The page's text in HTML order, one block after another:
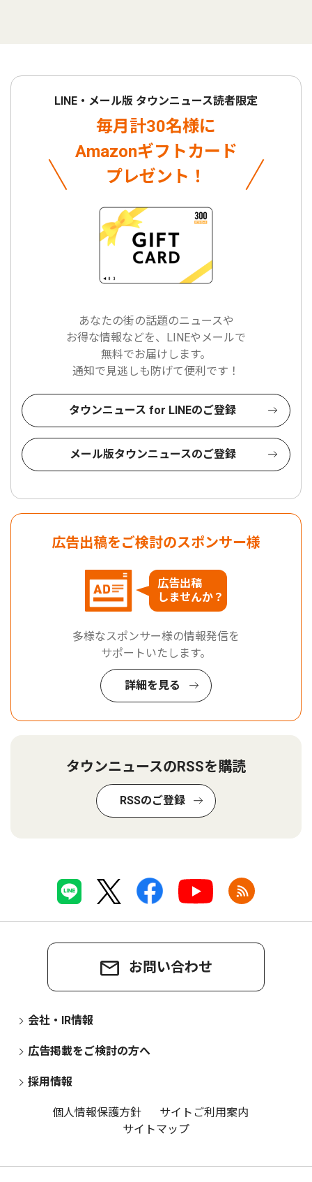
LINE・メール版 タウンニュース読者限定
毎月計30名様に
Amazonギフトカード
プレゼント！
あなたの街の話題のニュースや
お得な情報などを、LINEやメールで
無料でお届けします。
通知で見逃しも防げて便利です！
タウンニュース for LINEのご登録
メール版タウンニュースのご登録
広告出稿をご検討のスポンサー様
広告出稿
しませんか？
多様なスポンサー様の情報発信を
サポートいたします。
詳細を見る
タウンニュースのRSSを購読
RSSのご登録
お問い合わせ
会社・IR情報
広告掲載をご検討の方へ
採用情報
個人情報保護方針
サイトご利用案内
サイトマップ